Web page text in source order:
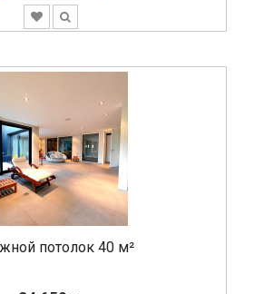
потолок 40 м²